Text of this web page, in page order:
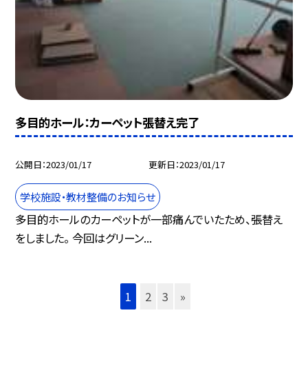
多目的ホール：カーペット張替え完了
公開日 2023/01/17 更新日 2023/01/17
学校施設・教材整備のお知らせ
多目的ホールのカーペットが一部痛んでいたため、張替え
をしました。 今回はグリーン...
1 2 3 »